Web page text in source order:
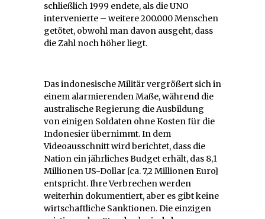
schließlich 1999 endete, als die UNO
intervenierte – weitere 200.000 Menschen
getötet, obwohl man davon ausgeht, dass
die Zahl noch höher liegt.
Das indonesische Militär vergrößert sich in
einem alarmierenden Maße, während die
australische Regierung die Ausbildung
von einigen Soldaten ohne Kosten für die
Indonesier übernimmt. In dem
Videoausschnitt wird berichtet, dass die
Nation ein jährliches Budget erhält, das 8,1
Millionen US-Dollar [ca. 7,2 Millionen Euro]
entspricht. Ihre Verbrechen werden
weiterhin dokumentiert, aber es gibt keine
wirtschaftliche Sanktionen. Die einzigen